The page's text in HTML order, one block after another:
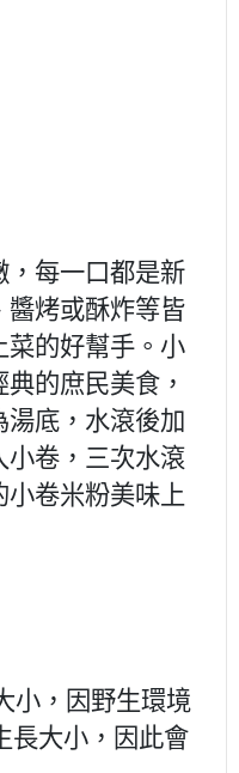
，每一口都是新
醬烤或酥炸等皆
菜的好幫手。小
的庶民美食，
底，水滾後加
小卷，三次水滾
卷米粉美味上
小，因野生環境
長大小，因此會